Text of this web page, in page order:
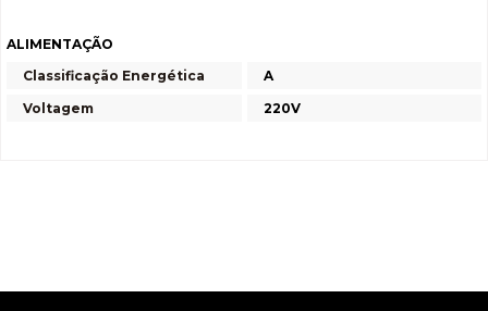
ALIMENTAÇÃO
Classificação Energética
A
Voltagem
220V